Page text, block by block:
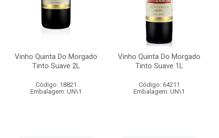
Vinho Quinta Do Morgado
Tinto Suave 2L
Código: 18821
Embalagem: UN\1
Vinho Quinta Do Morgado
Tinto Suave 1L
Código: 64211
Embalagem: UN\1